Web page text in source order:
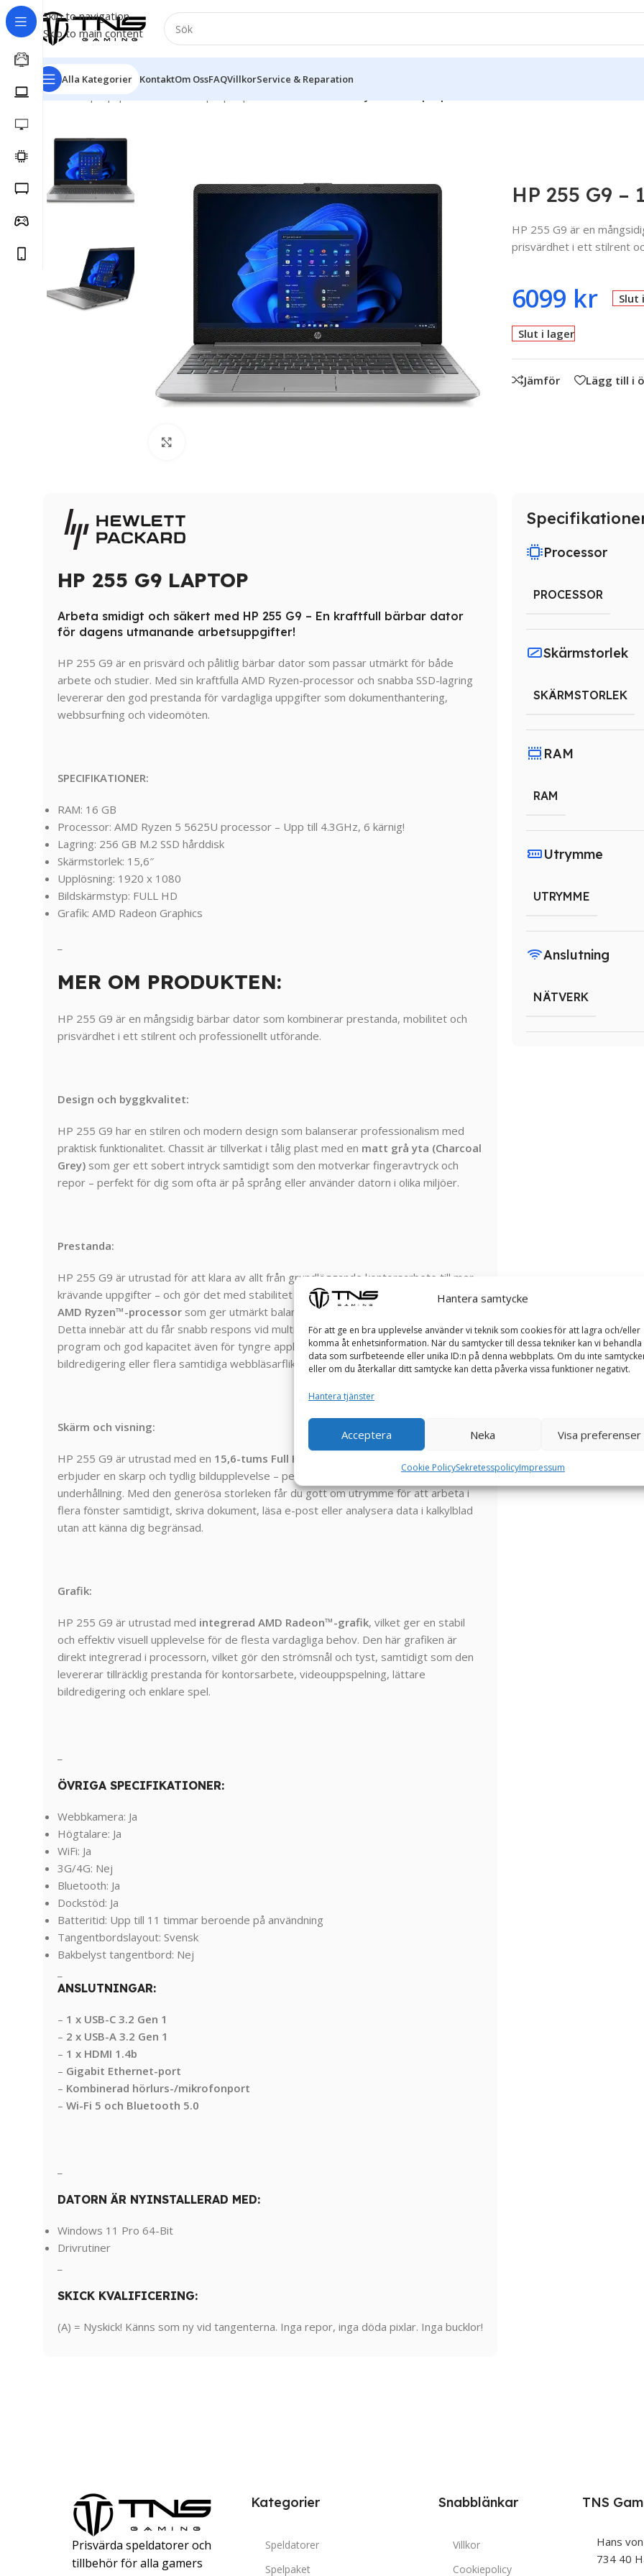
Hantera samtycke
För att ge en bra upplevelse använder vi teknik som cookies för att lagra och/eller
komma åt enhetsinformation. När du samtycker till dessa tekniker kan vi behandla
data som surfbeteende eller unika ID:n på denna webbplats. Om du inte
eller om du återkallar ditt samtycke kan detta påverka vissa funktioner negativt.
Hantera tjänster
Acceptera Neka Visa preferenser
Cookie PolicySekretesspolicyImpressum
Skip to navigation
Skip to main content
Alla Kategorier KontaktOm OssFAQVillkorService & Reparation
Hem/Laptop | Bärbar dator
HP 255 G9 –
HP 255 G9 är en
prisvärdhet i ett stilrent
6099 kr Slut
Slut i lager
Jämför Lägg till i
HP 255 G9 LAPTOP
Arbeta smidigt och säkert med HP 255 G9 – En kraftfull bärbar dator
för dagens utmanande arbetsuppgifter!
HP 255 G9 är en prisvärd och pålitlig bärbar dator som passar utmärkt för både
arbete och studier. Med sin kraftfulla AMD Ryzen-processor och snabba SSD-lagring
levererar den god prestanda för vardagliga uppgifter som dokumenthantering,
webbsurfning och videomöten.
SPECIFIKATIONER:
RAM: 16 GB
Processor: AMD Ryzen 5 5625U processor – Upp till 4.3GHz, 6 kärnig!
Lagring: 256 GB M.2 SSD hårddisk
Skärmstorlek: 15,6″
Upplösning: 1920 x 1080
Bildskärmstyp: FULL HD
Grafik: AMD Radeon Graphics
MER OM PRODUKTEN:
HP 255 G9 är en mångsidig bärbar dator som kombinerar prestanda, mobilitet och
prisvärdhet i ett stilrent och professionellt utförande.
Design och byggkvalitet:
HP 255 G9 har en stilren och modern design som balanserar professionalism med
praktisk funktionalitet. Chassit är tillverkat i tålig plast med en matt grå yta (Charcoal
Grey) som ger ett sobert intryck samtidigt som den motverkar fingeravtryck och
repor – perfekt för dig som ofta är på språng eller använder datorn i olika miljöer.
Prestanda:
HP 255 G9 är utrustad för att klara av allt från grundläggande kontorsarbete till mer
krävande uppgifter – och gör det med stabilitet ochfart.Icentrum
modern
AMD Ryzen™-processor som ger utmärkt balans mellan
Detta innebär att du får snabb respons vid multitasking, sömlös växlingmellan
program och god kapacitet även för tyngre applikationer somdataanalys,enklare
bildredigering eller flera samtidiga webbläsarflikar.
Skärm och visning:
HP 255 G9 är utrustad med en 15,6-tums Full HD-
erbjuder en skarp och tydlig bildupplevelse – perfekt studieroch
underhållning. Med den generösa storleken får dugottomutrymmeförattarbetai
flera fönster samtidigt, skriva dokument, läsa e-post eller analysera data i kalkylblad
utan att känna dig begränsad.
Grafik:
HP 255 G9 är utrustad med integrerad AMD Radeon™-grafik, vilket ger en stabil
och effektiv visuell upplevelse för de flesta vardagliga behov. Den här grafiken är
direkt integrerad i processorn, vilket gör den strömsnål och tyst, samtidigt som den
levererar tillräcklig prestanda för kontorsarbete, videouppspelning, lättare
bildredigering och enklare spel.
ÖVRIGA SPECIFIKATIONER:
Webbkamera: Ja
Högtalare: Ja
WiFi: Ja
3G/4G: Nej
Bluetooth: Ja
Dockstöd: Ja
Batteritid: Upp till 11 timmar beroende på användning
Tangentbordslayout: Svensk
Bakbelyst tangentbord: Nej
ANSLUTNINGAR:
– 1 x USB-C 3.2 Gen 1
– 2 x USB-A 3.2 Gen 1
– 1 x HDMI 1.4b
– Gigabit Ethernet-port
– Kombinerad hörlurs-/mikrofonport
– Wi-Fi 5 och Bluetooth 5.0
DATORN ÄR NYINSTALLERAD MED:
Windows 11 Pro 64-Bit
Drivrutiner
SKICK KVALIFICERING:
(A) = Nyskick! Känns som ny vid tangenterna. Inga repor, inga döda pixlar. Inga bucklor!
Processor
PROCESSOR
Skärmstorlek
SKÄRMSTORLEK
RAM
RAM
Utrymme
UTRYMME
Anslutning
NÄTVERK
Prisvärda speldatorer och
tillbehör för alla gamers
Kategorier
Speldatorer
Spelpaket
Snabblänkar
Villkor
Cookiepolicy
TNS
Hans
734 40